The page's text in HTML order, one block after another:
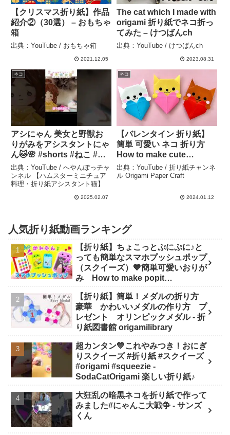
【クリスマス折り紙】作品
紹介②（30選） – おもちゃ
箱
出典：YouTube / おもちゃ箱
2021.12.05
The cat which I made with
origami 折り紙でネコ折っ
てみた – けつばんch
出典：YouTube / けつばんch
2023.08.31
ネコ
アシにゃん 美女と野獣お
りがみをアシスタントにゃ
ん🐱🌸 #shorts #ねこ #猫
#かわいい猫 #cat #猫のい
る暮らし #美女と野獣 #へ
やんぽっチャンネル – へや
んぽっチャンネル 【ハム
出典：YouTube / へやんぽっチャ
ンネル 【ハムスターミニチュア
料理・折り紙アシスタント猫】
2025.02.07
ネコ
【バレンタイン 折り紙】
簡単 可愛い ネコ 折り方
How to make cute
origami cat 종이접기 고양
이 折纸 猫 Valentine paper
ャンネル Origami Paper
出典：YouTube / 折り紙チャンネ
ル Origami Paper Craft
2024.01.12
人気折り紙動画ランキング
【折り紙】ちょこっとぷにぷに♪と
っても簡単なスマホプッシュポップ
（スクイーズ）💙簡単可愛いおりが
み How to make popit
SodaCatOrigami 楽しい折り紙♪
【折り紙】簡単！メダルの折り方
豪華 かわいいメダルの作り方 プ
レゼント オリンピックメダル - 折
り紙図書館 origamilibrary
超カンタン💙これやみつき！おにぎ
りスクイーズ #折り紙 #スクイーズ
#origami #squeezie -
SodaCatOrigami 楽しい折り紙♪
大狂乱の暗黒ネコを折り紙で作って
みました#にゃんこ大戦争 - サンズ
くん